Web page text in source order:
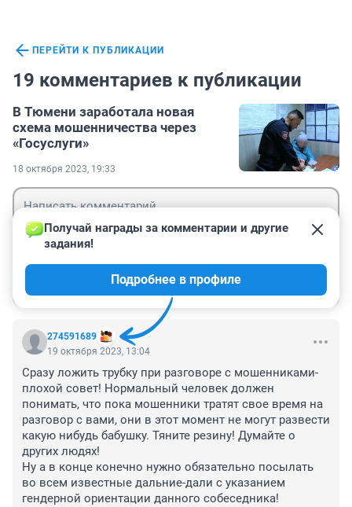
ПЕРЕЙТИ К ПУБЛИКАЦИИ
19 комментариев к публикации
В Тюмени заработала новая
схема мошенничества через
«Госуслуги»
18 октября 2023, 19:33
274591689
Получай награды за комментарии и другие
задания!
Подробнее в профиле
19 октября 2023, 13:04
Сразу ложить трубку при разговоре с мошенниками-
плохой совет! Нормальный человек должен
понимать, что пока мошенники тратят свое время на
разговор с вами, они в этот момент не могут развести
какую нибудь бабушку. Тяните резину! Думайте о
других людях!
Ну а в конце конечно нужно обязательно посылать
во всем известные дальние-дали с указанием
гендерной ориентации данного собеседника!